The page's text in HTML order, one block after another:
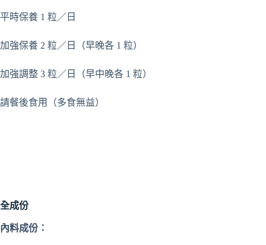
平時保養 1 粒／日
加強保養 2 粒／日（早晚各 1 粒）
加強調整 3 粒／日（早中晚各 1 粒）
請餐後食用（多食無益）
全成份
內料成份：